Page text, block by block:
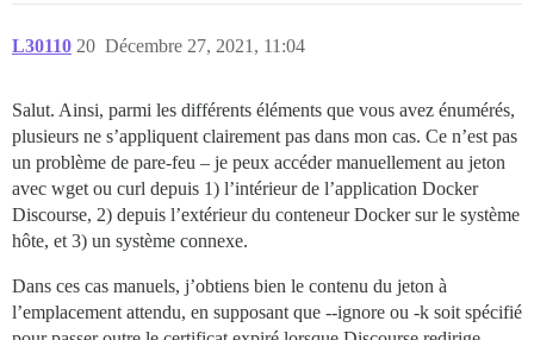
L30110 Décembre 27, 2021, 11:04
20
Salut. Ainsi, parmi les différents éléments que vous avez énumérés,
plusieurs ne s’appliquent clairement pas dans mon cas. Ce n’est pas
un problème de pare-feu – je peux accéder manuellement au jeton
avec wget ou curl depuis 1) l’intérieur de l’application Docker
Discourse, 2) depuis l’extérieur du conteneur Docker sur le système
hôte, et 3) un système connexe.
Dans ces cas manuels, j’obtiens bien le contenu du jeton à
l’emplacement attendu, en supposant que --ignore ou -k soit spécifié